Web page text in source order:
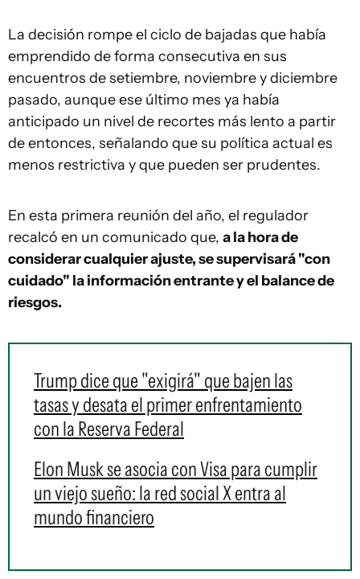
La decisión rompe el ciclo de bajadas que había
emprendido de forma consecutiva en sus
encuentros de setiembre, noviembre y diciembre
pasado, aunque ese último mes ya había
anticipado un nivel de recortes más lento a partir
de entonces, señalando que su política actual es
menos restrictiva y que pueden ser prudentes.
En esta primera reunión del año, el regulador
recalcó en un comunicado que, a la hora de
considerar cualquier ajuste, se supervisará "con
cuidado" la información entrante y el balance de
riesgos.
Trump dice que "exigirá" que bajen las
tasas y desata el primer enfrentamiento
con la Reserva Federal
Elon Musk se asocia con Visa para cumplir
un viejo sueño: la red social X entra al
mundo financiero